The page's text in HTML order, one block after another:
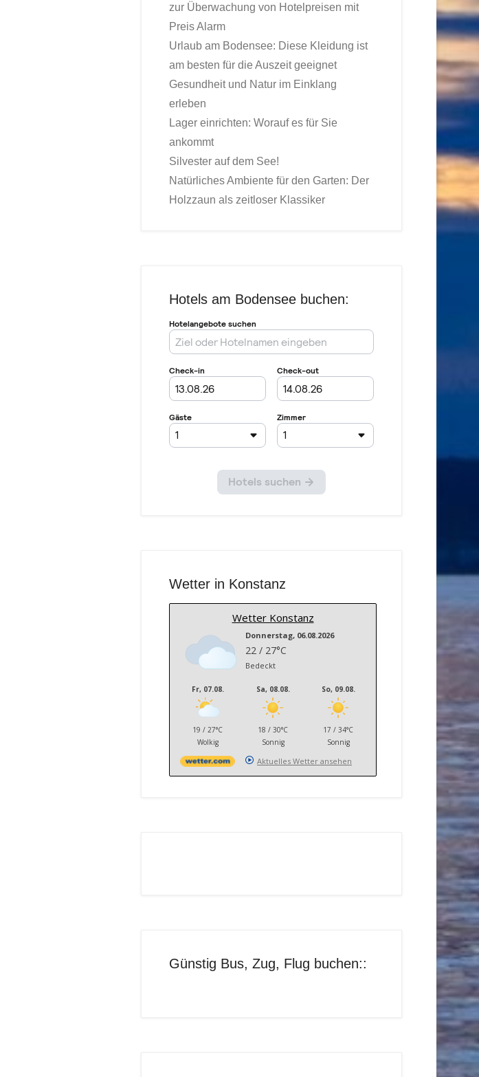
zur Überwachung von Hotelpreisen mit
Preis Alarm
Urlaub am Bodensee: Diese Kleidung ist
am besten für die Auszeit geeignet
Gesundheit und Natur im Einklang
erleben
Lager einrichten: Worauf es für Sie
ankommt
Silvester auf dem See!
Natürliches Ambiente für den Garten: Der
Holzzaun als zeitloser Klassiker
Hotels am Bodensee buchen:
Wetter in Konstanz
Wetter Konstanz
Donnerstag, 06.08.2026
22 / 27°C
Bedeckt
Fr, 07.08.
19 / 27°C
Wolkig
Sa, 08.08.
18 / 30°C
Sonnig
So, 09.08.
17 / 34°C
Sonnig
Aktuelles Wetter ansehen
Günstig Bus, Zug, Flug buchen::